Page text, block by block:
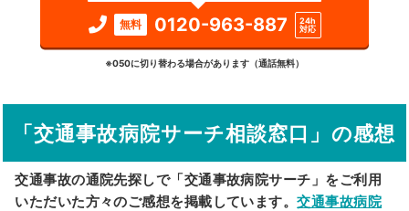
検索する
詳細条件で絞り込む
駅から探す 院名から探す
無料 0120-963-887
24h
対応
※050に切り替わる場合があります（通話無料）
「交通事故病院サーチ相談窓口」の感想
交通事故の通院先探しで「交通事故病院サーチ」をご利用
いただいた方々のご感想を掲載しています。交通事故病院